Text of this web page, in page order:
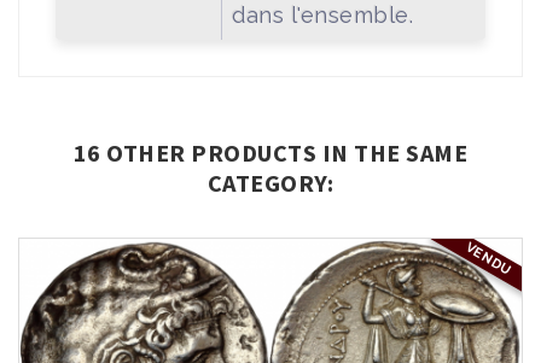
dans l'ensemble.
16 OTHER PRODUCTS IN THE SAME
CATEGORY:
VENDU